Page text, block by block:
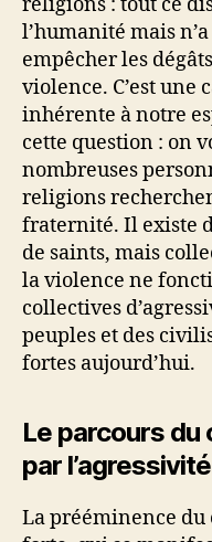
l’humanité mais
empêcher les
violence. C’est
inhérente à notre
cette question : on
nombreuses
religions
fraternité. Il existe
de saints, mais
la violence ne
collectives
peuples et des
fortes aujourd’hui.
Le parcours du
par l’agressivité
La prééminence du